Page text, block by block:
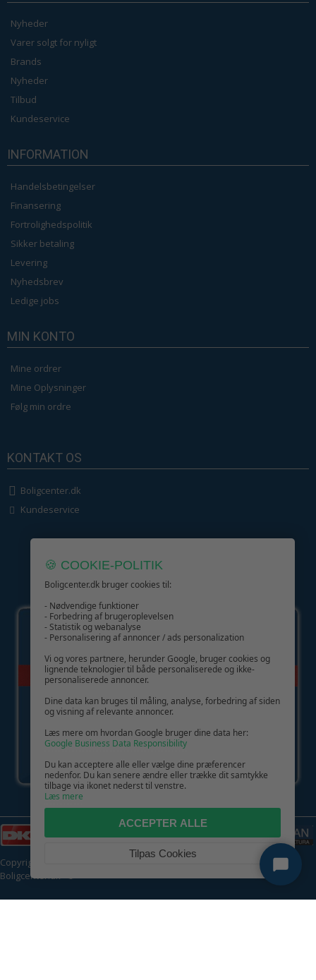
Nyheder
Varer solgt for nyligt
Brands
Nyheder
Tilbud
Kundeservice
INFORMATION
Handelsbetingelser
Finansering
Fortrolighedspolitik
Sikker betaling
Levering
Nyhedsbrev
Ledige jobs
MIN KONTO
Mine ordrer
Mine Oplysninger
Følg min ordre
KONTAKT OS
Boligcenter.dk
Kundeservice
GIV GLÆDE MED ET GAVEKORT!
Copyright © 2026 | CVR: DK41222093 | Alle rettigheder forbeholdes |
Boligcenter.dk 🍪
🍪 COOKIE-POLITIK
Boligcenter.dk bruger cookies til:
- Nødvendige funktioner
- Forbedring af brugeroplevelsen
- Statistik og webanalyse
- Personalisering af annoncer / ads personalization
Vi og vores partnere, herunder Google, bruger cookies og
lignende teknologier til både personaliserede og ikke-
personaliserede annoncer.
Dine data kan bruges til måling, analyse, forbedring af siden
og visning af relevante annoncer.
Læs mere om hvordan Google bruger dine data her:
Google Business Data Responsibility
Du kan acceptere alle eller vælge dine præferencer
nedenfor. Du kan senere ændre eller trække dit samtykke
tilbage via ikonet nederst til venstre.
Læs mere
ACCEPTER ALLE
Tilpas Cookies